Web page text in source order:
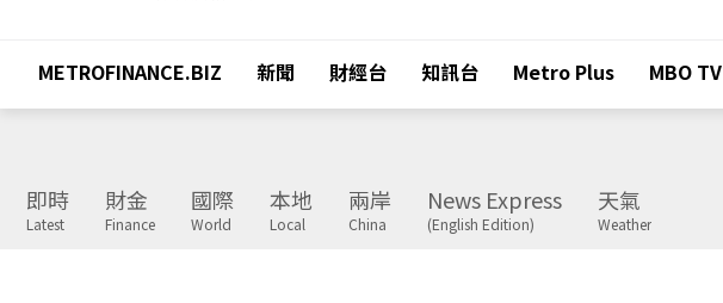
METROFINANCE.BIZ 新聞 財經台 知訊台 Metro Plus MBO TV
即時
Latest
財金
Finance
國際
World
本地
Local
兩岸
China
News Express
(English Edition)
天氣
Weather